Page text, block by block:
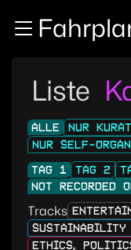
Zum Inhalt
Liste
ALLE NUR
NUR SELF-
TAG 1
TAG 2
NOT RECORDED
Tracks
ETHICS,